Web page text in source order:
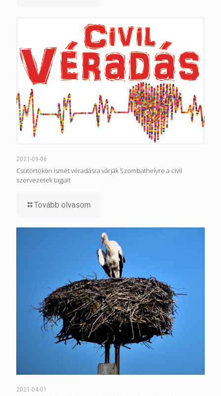
2021-09-06
Csütörtökön ismét véradásra várják Szombathelyre a civil
szervezetek tagjait
Tovább olvasom
2021-04-01